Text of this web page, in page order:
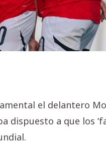
el delantero
a que los